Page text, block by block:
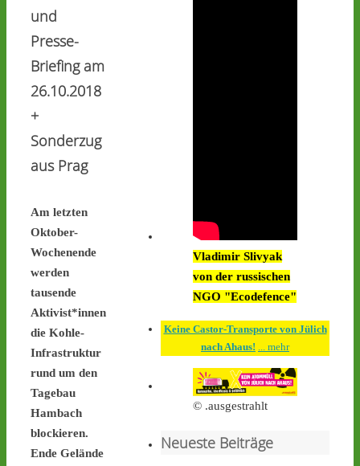
und
Presse-
Briefing am
26.10.2018
+
Sonderzug
aus Prag
Am letzten
Oktober-
Wochenende
werden
tausende
Aktivist*innen
die Kohle-
Infrastruktur
rund um den
Tagebau
Hambach
blockieren.
Ende Gelände
Castor stoppen!
@castorstoppen.bsky.social
An der Mahnwache in
30 Aktivist:innen aus, um
den zwölften
castor-stoppen.de/ticker/
#atommüll #castor
castor-stoppen.de
Vladimir Slivyak
von der russischen
NGO "Ecodefence"
Keine Castor-Transporte von Jülich
nach Ahaus!
... mehr
© .ausgestrahlt
Neueste Beiträge